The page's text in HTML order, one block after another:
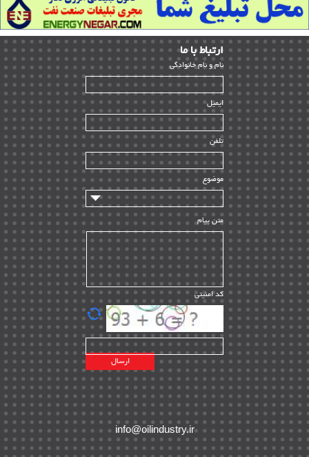
خط لوله | ۳۶
مخازن ذخیره | ۱۵
پتروشیمی | ۱۴
بازرسی و QC | ۱۵
HSE | ۳۹
ساخت و نصب | ۱۲
راه اندازی | ۹
سازندگان و تامین کنندگان | ۱۰
تامین مالی و سرمایه گذاری | ۳۲
ماشین آلات
مدیریت پروژه
مدیریت دانش
مدیریت سازمانی و عمومی | ۲
تأمین کالا | ۱۳
EPC | ۲۰
پیمانکاران بین المللی | ۸
اطلاعات انرژی کشورها | ۱۴
پروژه های خارجی | ۱۵
نقشه های نفت و گاز خارجی | ۱۰
شرکت های نفتی | ۱۴
پلانت های فعال | ۴۰
طرح ها و پروژه ها | ۳۵
ارﺗﺒﺎط ﺑﺎ ما
ﻧﺎم و ﻧﺎم ﺧﺎﻧﻮادﮔﻰ
ایمیل
تلفن
موضوع
متن پیام
کد امنیتی
info@oilindustry.ir